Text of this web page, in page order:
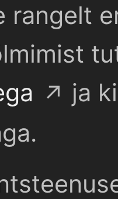
rangelt
ja